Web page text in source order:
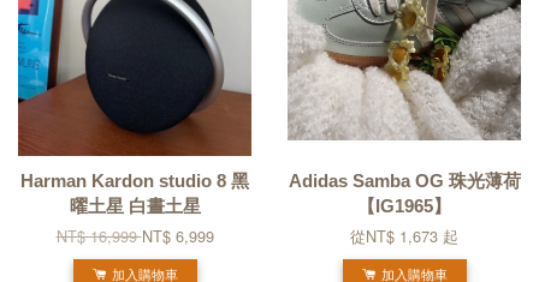
Harman Kardon studio 8 黑
曜土星 白晝土星
NT$ 16,999NT$ 6,999
加入購物車
Adidas Samba OG 珠光薄荷
【IG1965】
從NT$ 1,673 起
加入購物車